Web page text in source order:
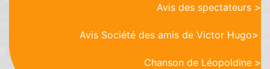
Avis des spectateurs >
Avis Société des amis de Victor Hugo>
Chanson de Léopoldine >